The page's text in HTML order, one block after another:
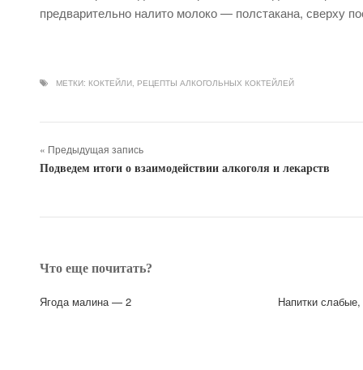
предварительно налито молоко — полстакана, сверху
МЕТКИ: КОКТЕЙЛИ РЕЦЕПТЫ АЛКОГОЛЬНЫХ КОКТЕЙЛЕЙ
« Предыдущая запись
Подведем итоги о взаимодействии алкоголя и лекарств
Что еще почитать?
Ягода малина — 2 Напитки